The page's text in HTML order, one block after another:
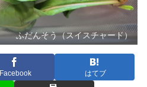
ふだんそう（スイスチャード）
Facebook はてブ